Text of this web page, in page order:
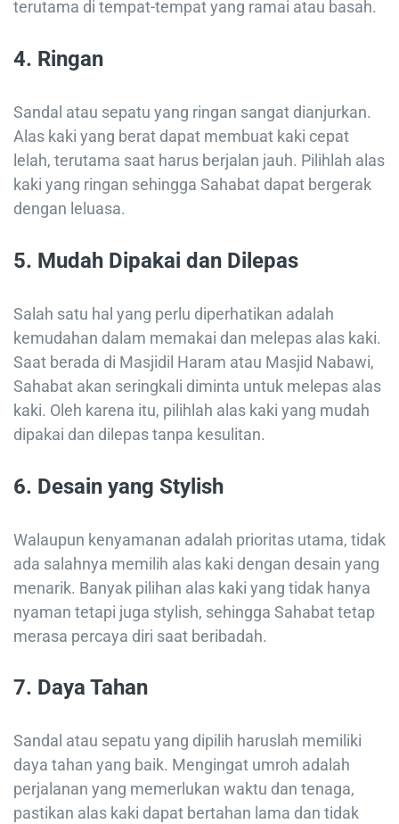
terutama di tempat-tempat yang ramai atau basah.
4. Ringan
Sandal atau sepatu yang ringan sangat dianjurkan.
Alas kaki yang berat dapat membuat kaki cepat
lelah, terutama saat harus berjalan jauh. Pilihlah alas
kaki yang ringan sehingga Sahabat dapat bergerak
dengan leluasa.
5. Mudah Dipakai dan Dilepas
Salah satu hal yang perlu diperhatikan adalah
kemudahan dalam memakai dan melepas alas kaki.
Saat berada di Masjidil Haram atau Masjid Nabawi,
Sahabat akan seringkali diminta untuk melepas alas
kaki. Oleh karena itu, pilihlah alas kaki yang mudah
dipakai dan dilepas tanpa kesulitan.
6. Desain yang Stylish
Walaupun kenyamanan adalah prioritas utama, tidak
ada salahnya memilih alas kaki dengan desain yang
menarik. Banyak pilihan alas kaki yang tidak hanya
nyaman tetapi juga stylish, sehingga Sahabat tetap
merasa percaya diri saat beribadah.
7. Daya Tahan
Sandal atau sepatu yang dipilih haruslah memiliki
daya tahan yang baik. Mengingat umroh adalah
perjalanan yang memerlukan waktu dan tenaga,
pastikan alas kaki dapat bertahan lama dan tidak